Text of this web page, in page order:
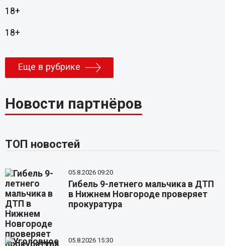
18+
18+
Еще в рубрике
Новости партнёров
ТОП новостей
05.8.2026 09:20
Гибель 9-летнего мальчика в ДТП
в Нижнем Новгороде проверяет
прокуратура
05.8.2026 15:30